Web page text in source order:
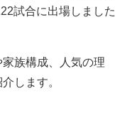
試合に出場しました
族構成、人気の理
します。